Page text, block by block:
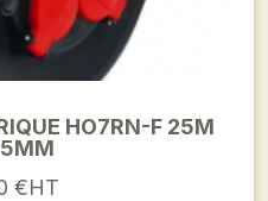
HO7RN-F 25M
€HT